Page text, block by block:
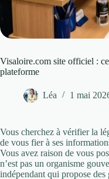
Visaloire.com site officiel :
plateforme
Léa 1 mai
Vous cherchez à vérifier la
de vous fier à ses
Vous avez raison de vous
n’est pas un organisme
indépendant qui propose